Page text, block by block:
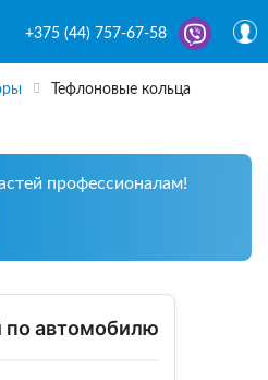
+375 (44) 757-67-58
Тефлоновые кольца
профессионалам!
по автомобилю